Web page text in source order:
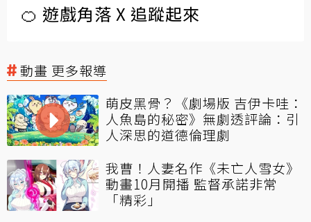
🍊 遊戲角落 X 追蹤起來
動畫 更多報導
萌皮黑骨？《劇場版 吉伊卡哇：
人魚島的秘密》無劇透評論：引
人深思的道德倫理劇
我曹！人妻名作《未亡人雪女》
動畫10月開播 監督承諾非常
「精彩」